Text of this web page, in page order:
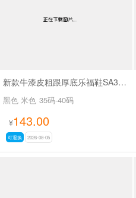
新款牛漆皮粗跟厚底乐福鞋SA3071
黑色 米色 35码-40码
¥143.00
可退换 2026-08-05